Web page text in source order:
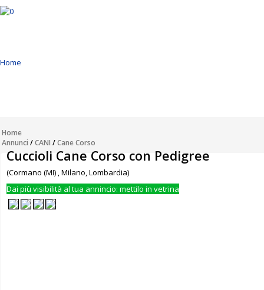
Home
Modifica
Home
Annunci /CANI /Cane Corso
Cuccioli Cane Corso con Pedigree
(Cormano (MI) , Milano, Lombardia)
Dai più visibilità al tua annincio: mettilo in vetrina